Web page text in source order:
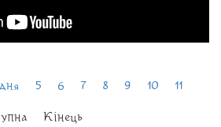
5 6 7 8 9 10 11
Кінець